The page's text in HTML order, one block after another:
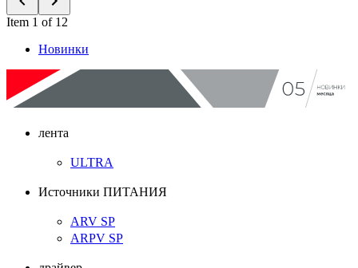
Item 1 of 12
Новинки
лента
ULTRA
Источники ПИТАНИЯ
ARV SP
ARPV SP